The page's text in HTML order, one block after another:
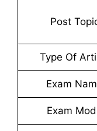
Post
Type Of
Exam
Exam